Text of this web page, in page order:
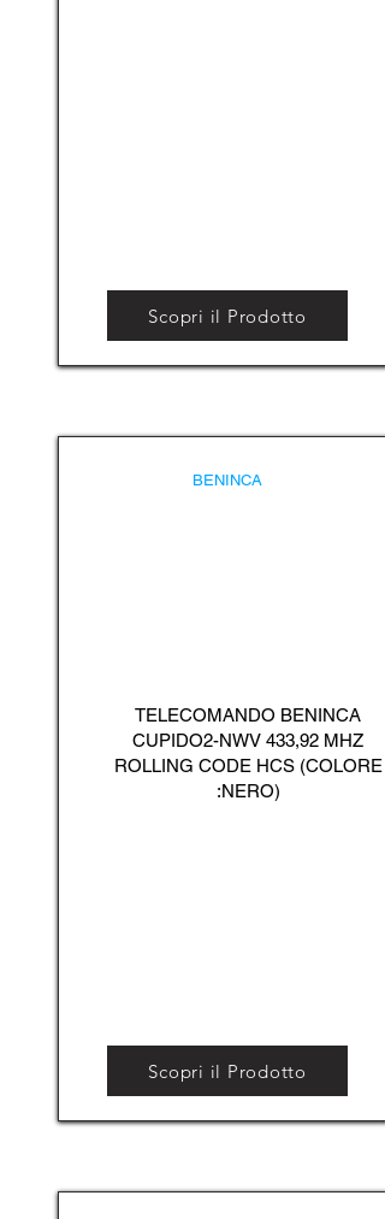
Scopri il Prodotto
BENINCA
TELECOMANDO BENINCA
CUPIDO2-NWV 433,92 MHZ
ROLLING CODE HCS (COLORE
:NERO)
Scopri il Prodotto